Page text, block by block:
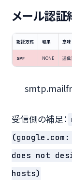
メール認証
認証方式 結果 意味
SPF NONE 送信
受信側の補足：
does not
hosts)